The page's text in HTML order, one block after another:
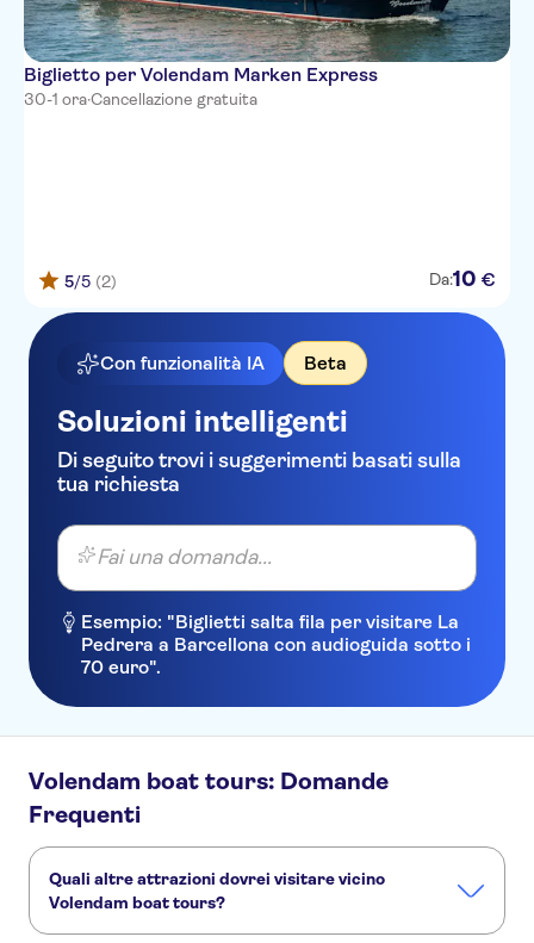
Biglietto per Volendam Marken Express
30-1 ora·Cancellazione gratuita
5/5 (2) Da:10 €
Con funzionalità IA Beta
Soluzioni intelligenti
Di seguito trovi i suggerimenti basati sulla
tua richiesta
Fai una domanda...
Esempio: "Biglietti salta fila per visitare La
Pedrera a Barcellona con audioguida sotto i
70 euro".
Volendam boat tours: Domande
Frequenti
Quali altre attrazioni dovrei visitare vicino
Volendam boat tours?